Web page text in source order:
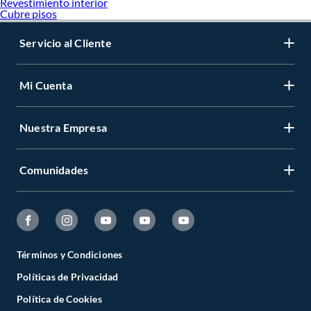
Fácil instalación:Sistema de encastre sin clavos ni pegamento. Coloca las
Limpieza simple:Solo requiere un paño húmedo. Sin tratamientos
Renueva espacios sin grandes inversiones.
clasificación AC.
cualquier estilo decorativo.
Piso flotante vs. Piso laminado
Característica
comprimida
sobre espuma
Cubre pisos
Servicio al Cliente
Mi Cuenta
Nuestra Empresa
Comunidades
Términos y Condiciones
Políticas de Privacidad
Política de Cookies